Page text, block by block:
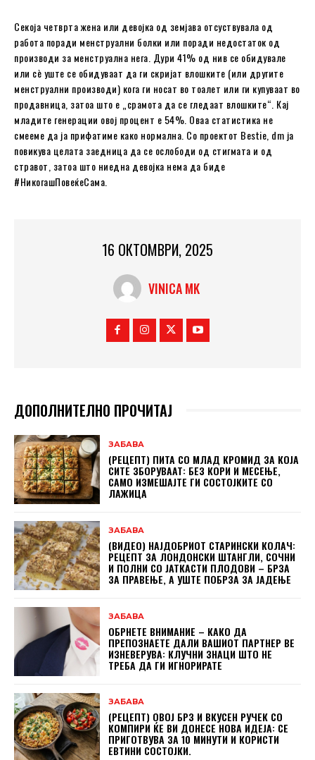
Секоја четврта жена или девојка од земјава отсуствувала од
работа поради менструални болки или поради недостаток од
производи за менструална нега. Дури 41% од нив се обидувале
или сѐ уште се обидуваат да ги скријат влошките (или другите
менструални производи) кога ги носат во тоалет или ги купуваат во
продавница, затоа што е „срамота да се гледаат влошките“. Кај
младите генерации овој процент е 54%. Оваа статистика не
смееме да ја прифатиме како нормална. Со проектот Bestie, dm ја
повикува целата заедница да се ослободи од стигмата и од
стравот, затоа што ниедна девојка нема да биде
#НикогашПовеќеСама.
16 ОКТОМВРИ, 2025
VINICA MK
ДОПОЛНИТЕЛНО ПРОЧИТАЈ
ЗАБАВА
(РЕЦЕПТ) ПИТА СО МЛАД КРОМИД ЗА КОЈА
СИТЕ ЗБОРУВААТ: БЕЗ КОРИ И МЕСЕЊЕ,
САМО ИЗМЕШАЈТЕ ГИ СОСТОЈКИТЕ СО
ЛАЖИЦА
ЗАБАВА
(ВИДЕО) НАЈДОБРИОТ СТАРИНСКИ КОЛАЧ:
РЕЦЕПТ ЗА ЛОНДОНСКИ ШТАНГЛИ, СОЧНИ
И ПОЛНИ СО ЈАТКАСТИ ПЛОДОВИ – БРЗА
ЗА ПРАВЕЊЕ, А УШТЕ ПОБРЗА ЗА ЈАДЕЊЕ
ЗАБАВА
ОБРНЕТЕ ВНИМАНИЕ – КАКО ДА
ПРЕПОЗНАЕТЕ ДАЛИ ВАШИОТ ПАРТНЕР ВЕ
ИЗНЕВЕРУВА: КЛУЧНИ ЗНАЦИ ШТО НЕ
ТРЕБА ДА ГИ ИГНОРИРАТЕ
ЗАБАВА
(РЕЦЕПТ) ОВОЈ БРЗ И ВКУСЕН РУЧЕК СО
КОМПИРИ ЌЕ ВИ ДОНЕСЕ НОВА ИДЕЈА: СЕ
ПРИГОТВУВА ЗА 10 МИНУТИ И КОРИСТИ
ЕВТИНИ СОСТОЈКИ.